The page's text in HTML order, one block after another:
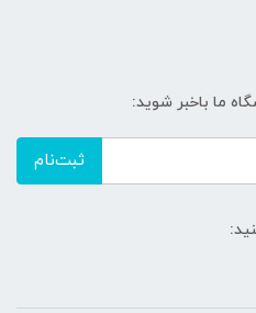
ما باخبر شوید:
ثبت‌نام